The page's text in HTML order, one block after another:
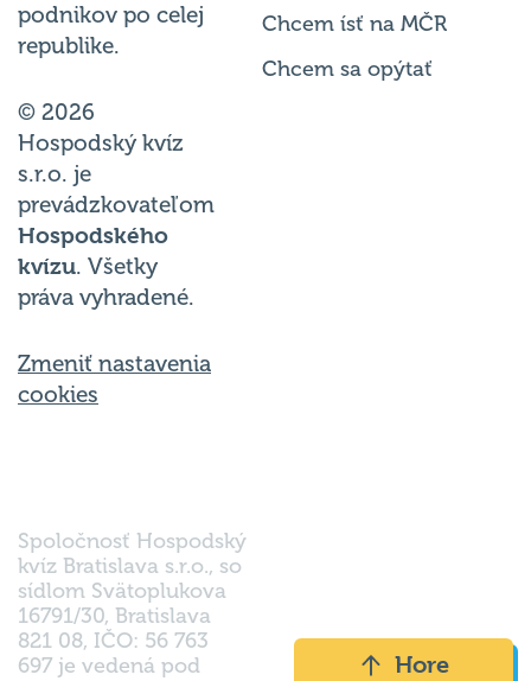
podnikov po celej
republike.
© 2026
Hospodský kvíz
s.r.o. je
prevádzkovateľom
Hospodského
kvízu. Všetky
práva vyhradené.
Zmeniť nastavenia
cookies
Chcem ísť na MČR
Chcem sa opýtať
Spoločnosť Hospodský
kvíz Bratislava s.r.o., so
sídlom Svätoplukova
16791/30, Bratislava
821 08, IČO: 56 763
697 je vedená pod
Hore